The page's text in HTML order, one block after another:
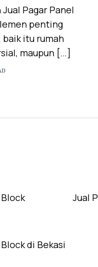
Pagar Panel
penting
itu rumah
maupun […]
Jual
di Bekasi